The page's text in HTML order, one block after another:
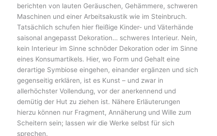
berichten von lauten Geräuschen, Gehämmere, schweren
Maschinen und einer Arbeitsakustik wie im Steinbruch.
Tatsächlich schufen hier fleißige Kinder- und Väterhände
saisonal angepasst Dekoration… schweres Interieur. Nein,
kein Interieur im Sinne schnöder Dekoration oder im Sinne
eines Konsumartikels. Hier, wo Form und Gehalt eine
derartige Symbiose eingehen, einander ergänzen und sich
gegenseitig erklären, ist es Kunst – und zwar in
allerhöchster Vollendung, vor der anerkennend und
demütig der Hut zu ziehen ist. Nähere Erläuterungen
hierzu können nur Fragment, Annäherung und Wille zum
Scheitern sein; lassen wir die Werke selbst für sich
sprechen.